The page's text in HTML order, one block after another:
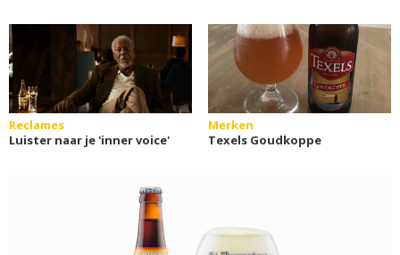
Reclames
Luister naar je 'inner voice'
Merken
Texels Goudkoppe